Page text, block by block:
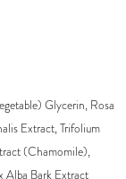
Glycerin, Rosa
Extract, Trifolium
(Chamomile),
Alba Bark Extract